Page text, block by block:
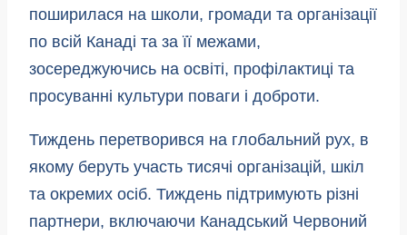
поширилася на школи, громади та організації
по всій Канаді та за її межами,
зосереджуючись на освіті, профілактиці та
просуванні культури поваги і доброти.
Тиждень перетворився на глобальний рух, в
якому беруть участь тисячі організацій, шкіл
та окремих осіб. Тиждень підтримують різні
партнери, включаючи Канадський Червоний